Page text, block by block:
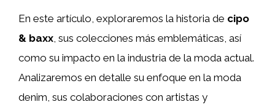
En este artículo, exploraremos la historia de cipo
& baxx, sus colecciones más emblemáticas, así
como su impacto en la industria de la moda actual.
Analizaremos en detalle su enfoque en la moda
denim, sus colaboraciones con artistas y